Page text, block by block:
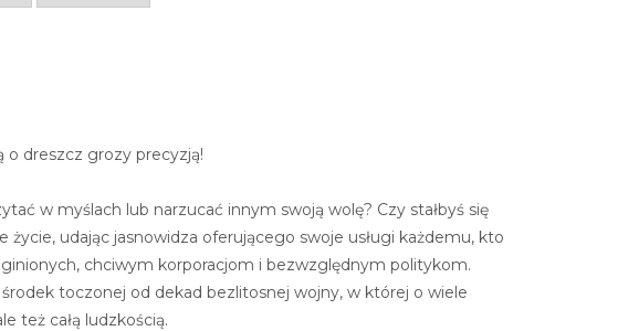
o dreszcz grozy precyzją!
w myślach lub narzucać innym swoją wolę? Czy stałbyś się
życie, udając jasnowidza oferującego swoje usługi każdemu, kto
chciwym korporacjom i bezwzględnym politykom.
toczonej od dekad bezlitosnej wojny, w której o wiele
też całą ludzkością.